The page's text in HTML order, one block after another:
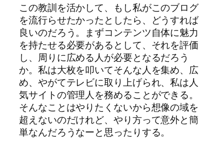
この教訓を活かして、もし私がこのブログ
を流行らせたかったとしたら、どうすれば
良いのだろう。まずコンテンツ自体に魅力
を持たせる必要があるとして、それを評価
し、周りに広める人が必要となるだろう
か。私は大枚を叩いてそんな人を集め、広
め、やがてテレビに取り上げられ、私は人
気サイトの管理人を務めることができる。
そんなことはやりたくないから想像の域を
超えないのだけれど、やり方って意外と簡
単なんだろうなーと思ったりする。